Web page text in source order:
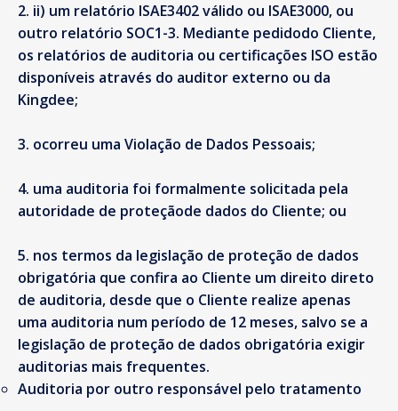
ii) um relatório ISAE3402 válido ou ISAE3000, ou
outro relatório SOC1-3. Mediante pedidodo Cliente,
os relatórios de auditoria ou certificações ISO estão
disponíveis através do auditor externo ou da
Kingdee;
ocorreu uma Violação de Dados Pessoais;
uma auditoria foi formalmente solicitada pela
autoridade de proteçãode dados do Cliente; ou
nos termos da legislação de proteção de dados
obrigatória que confira ao Cliente um direito direto
de auditoria, desde que o Cliente realize apenas
uma auditoria num período de 12 meses, salvo se a
legislação de proteção de dados obrigatória exigir
auditorias mais frequentes.
Auditoria por outro responsável pelo tratamento